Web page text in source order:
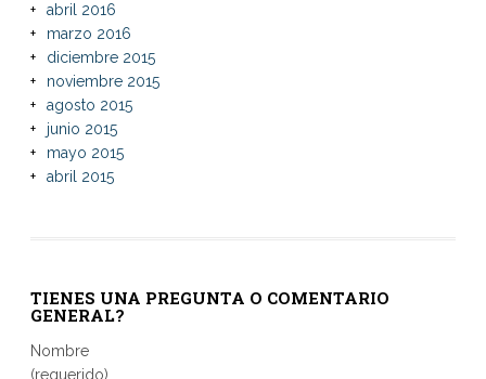
abril 2016
marzo 2016
diciembre 2015
noviembre 2015
agosto 2015
junio 2015
mayo 2015
abril 2015
TIENES UNA PREGUNTA O COMENTARIO
GENERAL?
Nombre
(requerido)